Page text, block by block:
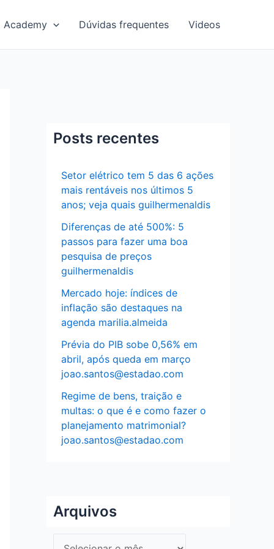
Academy Dúvidas frequentes Videos
Posts recentes
Setor elétrico tem 5 das 6 ações
mais rentáveis nos últimos 5
anos; veja quais guilhermenaldis
Diferenças de até 500%: 5
passos para fazer uma boa
pesquisa de preços
guilhermenaldis
Mercado hoje: índices de
inflação são destaques na
agenda marilia.almeida
Prévia do PIB sobe 0,56% em
abril, após queda em março
joao.santos@estadao.com
Regime de bens, traição e
multas: o que é e como fazer o
planejamento matrimonial?
joao.santos@estadao.com
Arquivos